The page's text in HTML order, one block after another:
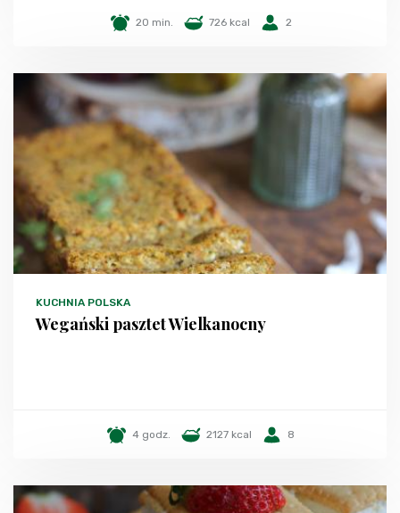
20 min. 726 kcal 2
KUCHNIA POLSKA
Wegański pasztet Wielkanocny
4 godz. 2127 kcal 8